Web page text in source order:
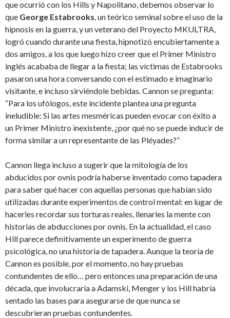
que ocurrió con los Hills y Napolitano, debemos observar lo
que George Estabrooks, un teórico seminal sobre el uso de la
hipnosis en la guerra, y un veterano del Proyecto MKULTRA,
logró cuando durante una fiesta, hipnotizó encubiertamente a
dos amigos, a los que luego hizo creer que el Primer Ministro
inglés acababa de llegar a la fiesta; las víctimas de Estabrooks
pasaron una hora conversando con el estimado e imaginario
visitante, e incluso sirviéndole bebidas. Cannon se pregunta:
“Para los ufólogos, este incidente plantea una pregunta
ineludible: Si las artes mesméricas pueden evocar con éxito a
un Primer Ministro inexistente, ¿por qué no se puede inducir de
forma similar a un representante de las Pléyades?”
Cannon llega incluso a sugerir que la mitología de los
abducidos por ovnis podría haberse inventado como tapadera
para saber qué hacer con aquellas personas que habían sido
utilizadas durante experimentos de control mental: en lugar de
hacerles recordar sus torturas reales, llenarles la mente con
historias de abducciones por ovnis. En la actualidad, el caso
Hill parece definitivamente un experimento de guerra
psicológica, no una historia de tapadera. Aunque la teoría de
Cannon es posible, por el momento, no hay pruebas
contundentes de ello… pero entonces una preparación de una
década, que involucraría a Adamski, Menger y los Hill habría
sentado las bases para asegurarse de que nunca se
descubrieran pruebas contundentes.